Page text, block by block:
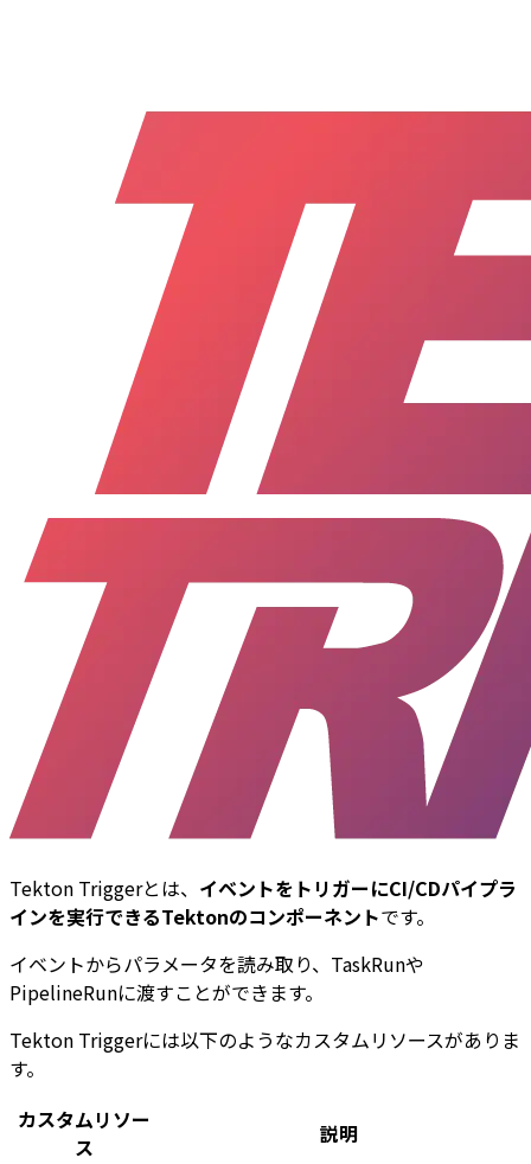
Tekton Triggerとは、 イベントをトリガーにCI/CDパイプラ
インを実行できるTektonのコンポーネントです。
イベントからパラメータを読み取り、TaskRunや
PipelineRunに渡すことができます。
Tekton Triggerには以下のようなカスタムリソースがありま
す。
カスタムリソー
ス
説明